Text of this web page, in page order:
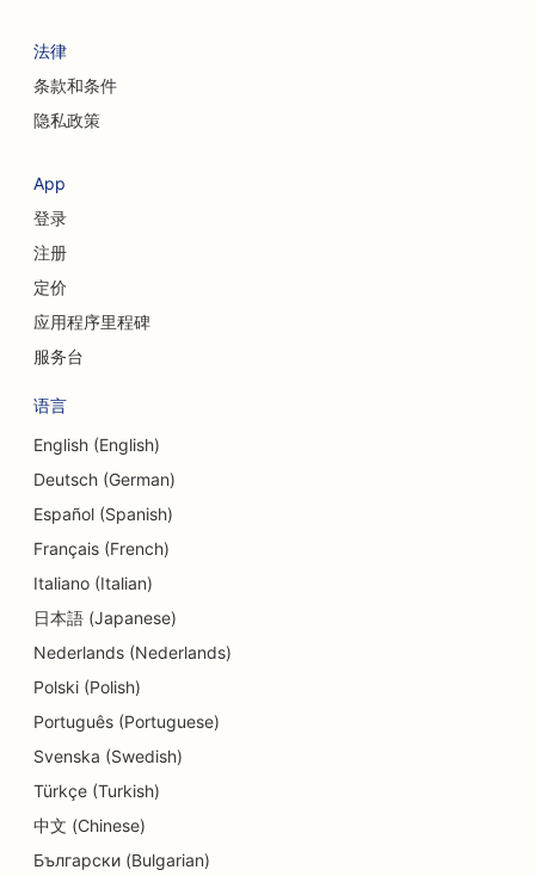
法律
条款和条件
隐私政策
App
登录
注册
定价
应用程序里程碑
服务台
语言
English (English)
Deutsch (German)
Español (Spanish)
Français (French)
Italiano (Italian)
日本語 (Japanese)
Nederlands (Nederlands)
Polski (Polish)
Português (Portuguese)
Svenska (Swedish)
Türkçe (Turkish)
中文 (Chinese)
Български (Bulgarian)